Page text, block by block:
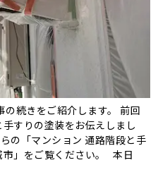
続きをご紹介します。 前回
すりの塗装をお伝えしまし
の「マンション 通路階段と手
」をご覧ください。 本日